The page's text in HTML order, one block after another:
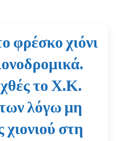
φρέσκο χιόνι
το Χ.Κ.
λόγω μη
χιονιού στη